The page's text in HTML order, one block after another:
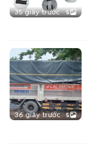
35 giây trước 5
36 giây trước 5